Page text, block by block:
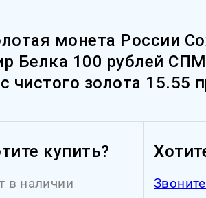
монета России
Белка 100 рублей
чистого золота 15.55
купить?
в наличии